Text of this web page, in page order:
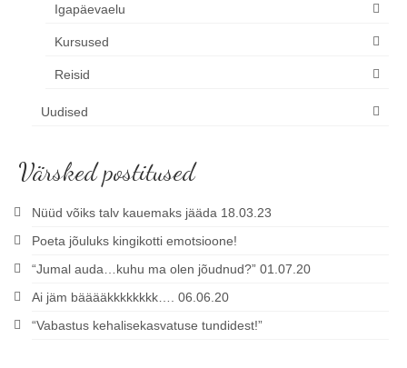
Igapäevaelu
Kursused
Reisid
Uudised
Värsked postitused
Nüüd võiks talv kauemaks jääda 18.03.23
Poeta jõuluks kingikotti emotsioone!
“Jumal auda…kuhu ma olen jõudnud?” 01.07.20
Ai jäm bääääkkkkkkkk…. 06.06.20
“Vabastus kehalisekasvatuse tundidest!”